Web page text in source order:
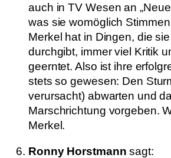
auch in TV Wesen an
was sie womöglich
Merkel hat in Dingen, die sie
durchgibt, immer viel Kritik
geerntet. Also ist ihre
stets so gewesen: Den
verursacht) abwarten und
Marschrichtung vorgeben.
Merkel.
Ronny Horstmann sagt: